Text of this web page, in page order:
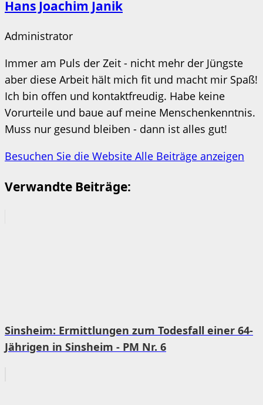
Hans Joachim Janik
Administrator
Immer am Puls der Zeit - nicht mehr der Jüngste
aber diese Arbeit hält mich fit und macht mir Spaß!
Ich bin offen und kontaktfreudig. Habe keine
Vorurteile und baue auf meine Menschenkenntnis.
Muss nur gesund bleiben - dann ist alles gut!
Besuchen Sie die Website Alle Beiträge anzeigen
Verwandte Beiträge:
Sinsheim: Ermittlungen zum Todesfall einer 64-
Jährigen in Sinsheim - PM Nr. 6